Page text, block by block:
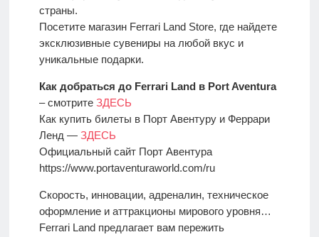
страны.
Посетите магазин Ferrari Land Store, где найдете
эксклюзивные сувениры на любой вкус и
уникальные подарки.
Как добраться до Ferrari Land в Port Aventura
– смотрите ЗДЕСЬ
Как купить билеты в Порт Авентуру и Феррари
Ленд — ЗДЕСЬ
Официальный сайт Порт Авентура
https://www.portaventuraworld.com/ru
Скорость, инновации, адреналин, техническое
оформление и аттракционы мирового уровня…
Ferrari Land предлагает вам пережить